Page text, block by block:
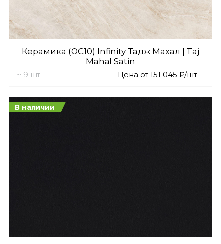
Керамика (OC10) Infinity Тадж Махал | Taj
Mahal Satin
~ 9 шт Цена от 151 045 ₽/шт
В наличии